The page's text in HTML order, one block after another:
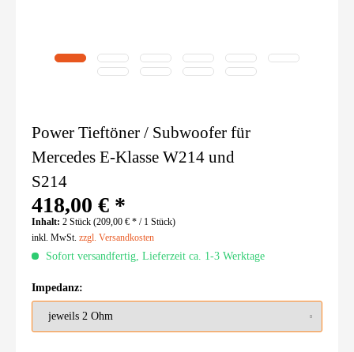
Power Tieftöner / Subwoofer für
Mercedes E-Klasse W214 und
S214
418,00 € *
Inhalt: 2 Stück (209,00 € * / 1 Stück)
inkl. MwSt. zzgl. Versandkosten
Sofort versandfertig, Lieferzeit ca. 1-3 Werktage
Impedanz: